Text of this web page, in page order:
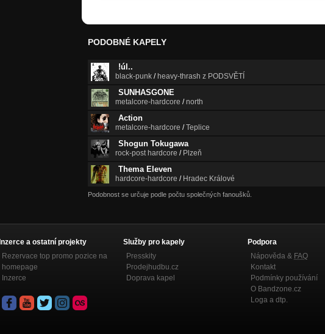
PODOBNÉ KAPELY
!úl..
black-punk / heavy-thrash z PODSVĚTÍ
SUNHASGONE
metalcore-hardcore /north
Action
metalcore-hardcore /Teplice
Shogun Tokugawa
rock-post hardcore / Plzeň
Thema Eleven
hardcore-hardcore / Hradec Králové
Podobnost se určuje podle počtu společných fanoušků.
Inzerce a ostatní projekty
Rezervace top promo pozice na
homepage
Inzerce
Služby pro kapely
Presskity
Prodejhudbu.cz
Doprava kapel
Podpora
Nápověda & FAQ
Kontakt
Podmínky používání
O Bandzone.cz
Loga a dtp.